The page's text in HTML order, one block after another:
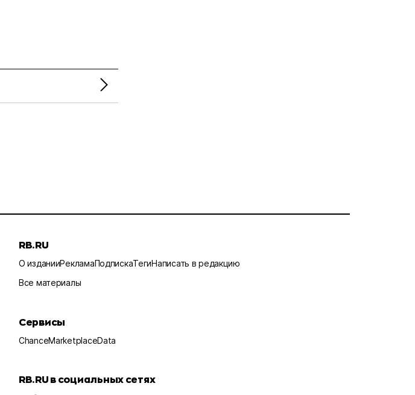
RB.RU
О изданииРекламаПодпискаТегиНаписать в редакцию
Все материалы
Сервисы
ChanceMarketplaceData
RB.RU в социальных сетях